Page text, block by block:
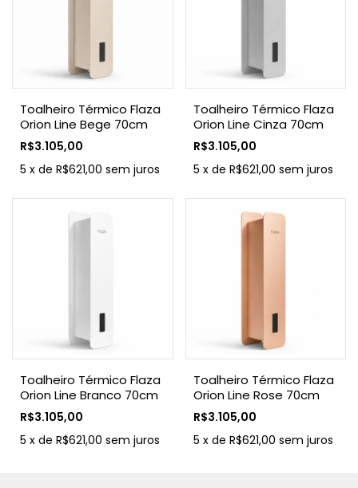
Toalheiro Térmico Flaza
Orion Line Bege 70cm
R$3.105,00
5 x de R$621,00 sem juros
Toalheiro Térmico Flaza
Orion Line Cinza 70cm
R$3.105,00
5 x de R$621,00 sem juros
Toalheiro Térmico Flaza
Orion Line Branco 70cm
R$3.105,00
5 x de R$621,00 sem juros
Toalheiro Térmico Flaza
Orion Line Rose 70cm
R$3.105,00
5 x de R$621,00 sem juros